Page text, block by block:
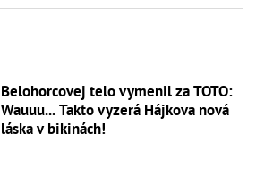
Belohorcovej telo vymenil za TOTO:
Wauuu... Takto vyzerá Hájkova nová
láska v bikinách!